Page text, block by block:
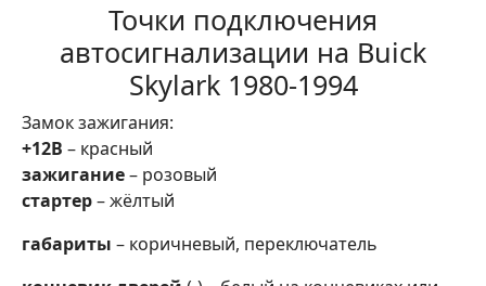
Точки подключения
автосигнализации на Buick
Skylark 1980-1994
Замок зажигания:
+12В – красный
зажигание– розовый
стартер– жёлтый
габариты – коричневый, переключатель